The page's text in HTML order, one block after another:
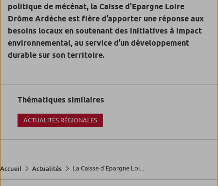
politique de mécénat, la Caisse d’Epargne Loire
Drôme Ardèche est fière d’apporter une réponse aux
besoins locaux en soutenant des initiatives à impact
environnemental, au service d’un développement
durable sur son territoire.
Thématiques similaires
ACTUALITÉS RÉGIONALES
Accueil Actualités La Caisse d'Epargne Loi...